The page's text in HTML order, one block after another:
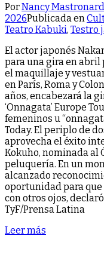
PorNancy
2026Publicada en
Teatro Kabuki, Testro
El actor japonés
para una gira en abril
el maquillaje y
en París, Roma y
años, encabezará la
‘Onnagata’ Europe
femeninos u
Today. El periplo de
aprovecha el éxito
Kokuho, nominada al
peluquería. En un
alcanzado
oportunidad para
con otros ojos,
TyF/Prensa Latina
Leer más